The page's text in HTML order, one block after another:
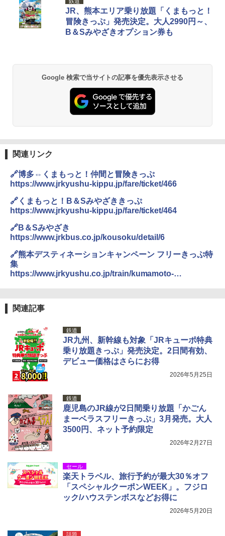
JR、熊本エリア乗り放題「くまもっと！
冒険きっぷ」発売決定。大人2990円～、
B＆Sみやざきオプション券も
Google 検索で当サイトの記事を優先表示させる
関連リンク
🔗博多⇔くまもっと！仲間と冒険きっぷ
https://www.jrkyushu-kippu.jp/fare/ticket/466
🔗くまもっと！B＆Sみやざききっぷ
https://www.jrkyushu-kippu.jp/fare/ticket/464
🔗B＆Sみやざき
https://www.jrkbus.co.jp/kousoku/detail/6
🔗熊本デスティネーションキャンペーン フリーきっぷ特
集
https://www.jrkyushu.co.jp/train/kumamoto-
関連記事
鉄道
JR九州、新幹線も対象「JRキューポ特典
乗り放題きっぷ」発売決定。2日間有効、
デビュー価格はさらにお得
2026年5月25日
鉄道
鹿児島のJR線が2日間乗り放題「かごん
まーベラスフリーきっぷ」3月発売。大人
3500円、ネット予約限定
2026年2月27日
セール
楽天トラベル、旅行予約が最大30％オフ
「スペシャルクーポンWEEK」。フジロ
ック/ハウステンボスなどお得に
2026年5月20日
話題